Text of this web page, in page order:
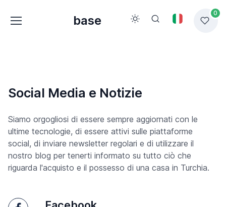
base
0
Social Media e Notizie
Siamo orgogliosi di essere sempre aggiornati con le
ultime tecnologie, di essere attivi sulle piattaforme
social, di inviare newsletter regolari e di utilizzare il
nostro blog per tenerti informato su tutto ciò che
riguarda l'acquisto e il possesso di una casa in Turchia.